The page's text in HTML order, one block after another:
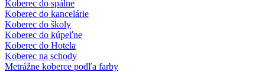
Koberec do spálne
Koberec do kancelárie
Koberec do školy
Koberec do kúpeľne
Koberec do Hotela
Koberec na schody
Metrážne koberce podľa farby